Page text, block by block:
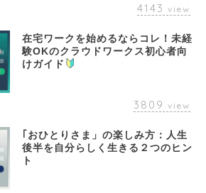
4143 view
在宅ワークを始めるならコレ！未経
験OKのクラウドワークス初心者向
けガイド
3809 view
｢おひとりさま」の楽しみ方：人生
後半を自分らしく生きる２つのヒン
ト